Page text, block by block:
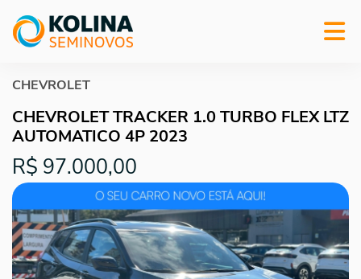
CHEVROLET
CHEVROLET TRACKER 1.0 TURBO FLEX LTZ
AUTOMATICO 4P 2023
R$ 97.000,00